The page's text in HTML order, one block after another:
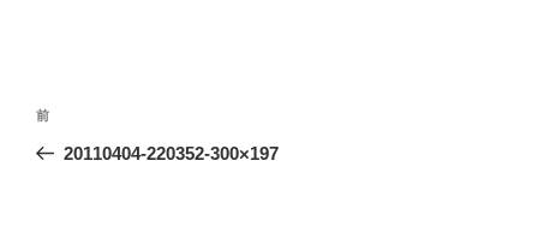
投
ナ
前
の
前
20110404-220352-300×197